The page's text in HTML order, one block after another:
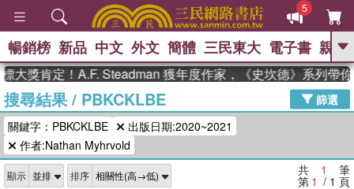
5
GO
熱搜： The Odyssey 、
如果歷史是一群喵 、 國際布克獎 臺灣
漫遊錄 、 方念華
迷走神經
暢銷榜 新品 中文 外文 簡體 三民東大 電子書 親子
大獎肯定！A.F. Steadman 獲年度作家，《史坎德》系列帶
搜尋結果/ PBKCKLBE
篩選
關鍵字：PBKCKLBE
出版日期:2020~2021
作者:Nathan Myhrvold
顯示 排序 共 1 筆
第 1 / 1 頁